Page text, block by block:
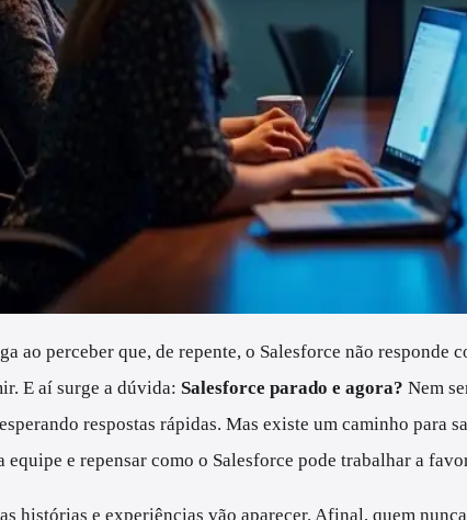
ao perceber que, de repente, o Salesforce não
E aí surge a dúvida: Salesforce parado e agora? Nem
respostas rápidas. Mas existe um caminho
equipe e repensar como o Salesforce pode trabalhar a
histórias e experiências vão aparecer. Afinal, quem